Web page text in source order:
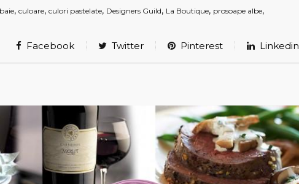
, culoare, culori pastelate, Designers Guild, La Boutique, prosoape albe,
Facebook Twitter Pinterest Linkedin